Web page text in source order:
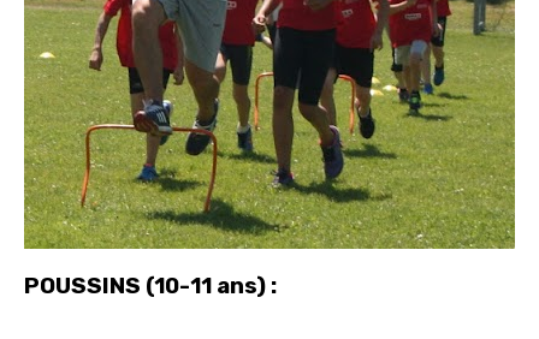
POUSSINS (10-11 ans) :